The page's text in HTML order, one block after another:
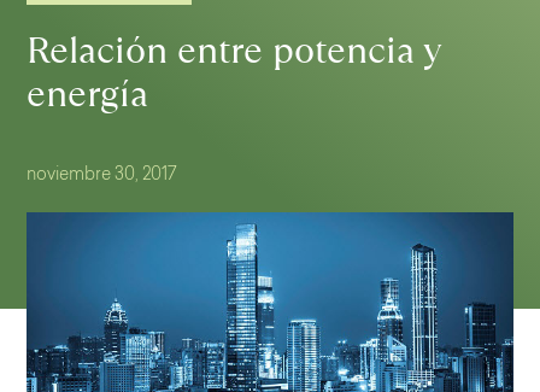
Relación entre potencia y
energía
noviembre 30, 2017